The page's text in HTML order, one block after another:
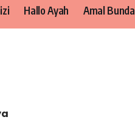
Hallo Ayah Amal Bunda